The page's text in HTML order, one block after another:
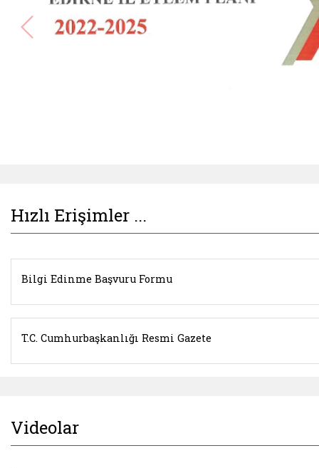
Hızlı Erişimler ...
Bilgi Edinme Başvuru Formu
T.C. Cumhurbaşkanlığı Resmi Gazete
Videolar